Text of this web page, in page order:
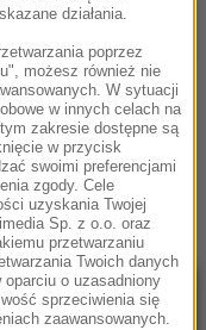
zasnąć
działania.
poprzez
możesz również nie
W sytuacji
w innych celach na
zakresie dostępne są
w przycisk
swoimi preferencjami
zgody. Cele
uzyskania Twojej
Sp. z o.o. oraz
przetwarzaniu
Twoich danych
o uzasadniony
sprzeciwienia się
zaawansowanych.